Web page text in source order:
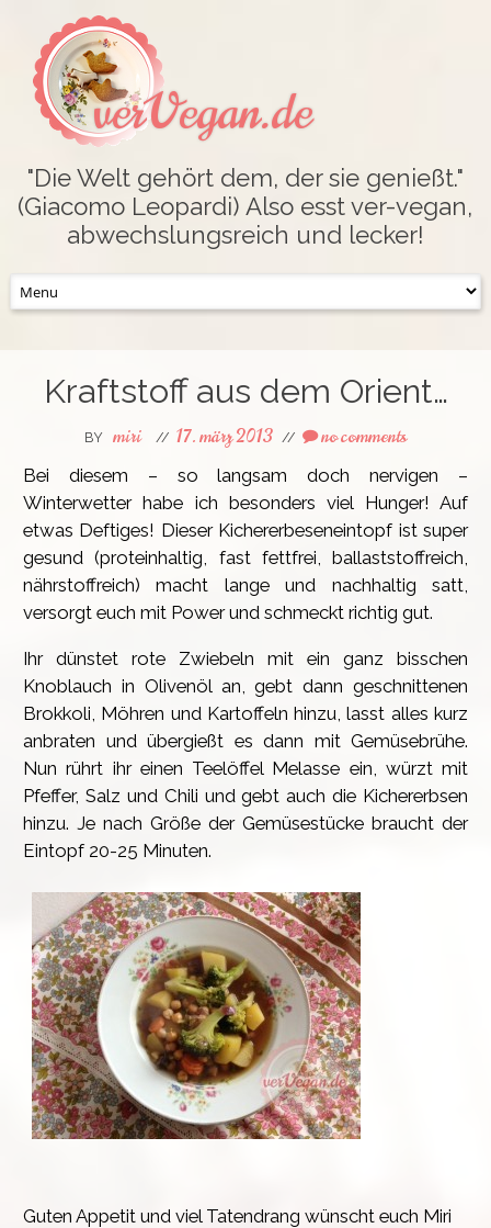
verVegan.de
"Die Welt gehört dem, der sie genießt."
(Giacomo Leopardi) Also esst ver-vegan,
abwechslungsreich und lecker!
to
Kraftstoff aus dem Orient…
BY miri // 17. märz 2013 // no comments
Bei diesem – so langsam doch nervigen –
Winterwetter habe ich besonders viel Hunger! Auf
etwas Deftiges! Dieser Kichererbeseneintopf ist super
gesund (proteinhaltig, fast fettfrei, ballaststoffreich,
nährstoffreich) macht lange und nachhaltig satt,
versorgt euch mit Power und schmeckt richtig gut.
Ihr dünstet rote Zwiebeln mit ein ganz bisschen
Knoblauch in Olivenöl an, gebt dann geschnittenen
Brokkoli, Möhren und Kartoffeln hinzu, lasst alles kurz
anbraten und übergießt es dann mit Gemüsebrühe.
Nun rührt ihr einen Teelöffel Melasse ein, würzt mit
Pfeffer, Salz und Chili und gebt auch die Kichererbsen
hinzu. Je nach Größe der Gemüsestücke braucht der
Eintopf 20-25 Minuten.
Guten Appetit und viel Tatendrang wünscht euch Miri